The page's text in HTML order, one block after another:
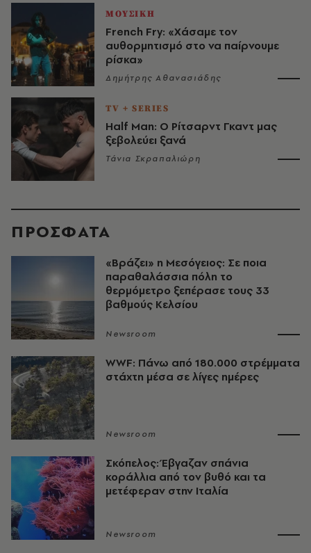
ΜΟΥΣΙΚΗ
French Fry: «Χάσαμε τον
αυθορμητισμό στο να παίρνουμε
ρίσκα»
Δημήτρης Αθανασιάδης
TV + SERIES
Half Man: Ο Ρίτσαρντ Γκαντ μας
ξεβολεύει ξανά
Τάνια Σκραπαλιώρη
ΠΡΟΣΦΑΤΑ
«Βράζει» η Μεσόγειος: Σε ποια
παραθαλάσσια πόλη το
θερμόμετρο ξεπέρασε τους 33
βαθμούς Κελσίου
Newsroom
WWF: Πάνω από 180.000 στρέμματα
στάχτη μέσα σε λίγες ημέρες
Newsroom
Σκόπελος: Έβγαζαν σπάνια
κοράλλια από τον βυθό και τα
μετέφεραν στην Ιταλία
Newsroom